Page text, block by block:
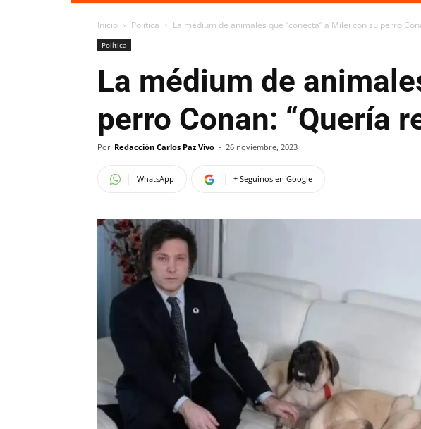
Inicio Política La médium de animales que “conecta” a Milei con su perro
Política
La médium de
perro Conan: “Quería
Por Redacción Carlos Paz Vivo - 26 noviembre, 2023
WhatsApp + Seguinos en Google